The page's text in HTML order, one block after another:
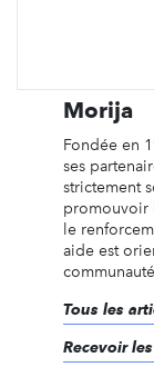
Morija
Fondée en
ses
strictement
promouvoir
le
aide est
Tous les
Recevoir